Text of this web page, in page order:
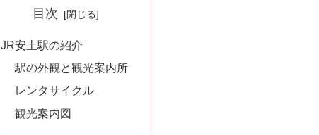
目次
JR安土駅の紹介
駅の外観と観光案内所
レンタサイクル
観光案内図